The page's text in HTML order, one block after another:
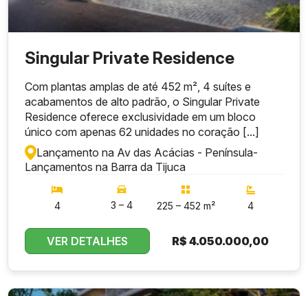
Singular Private Residence
Com plantas amplas de até 452 m², 4 suítes e
acabamentos de alto padrão, o Singular Private
Residence oferece exclusividade em um bloco
único com apenas 62 unidades no coração [...]
Lançamento na Av das Acácias - Península-
Lançamentos na Barra da Tijuca
4 3 – 4 225 – 452 m² 4
VER DETALHES R$4.050.000,00